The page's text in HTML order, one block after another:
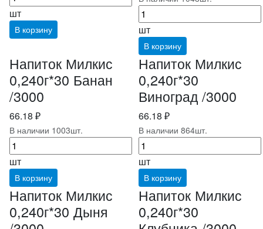
шт
В корзину шт
В корзину
Напиток Милкис
0,240г*30 Банан
/3000
66.18 ₽
В наличии 1003шт.
шт
В корзину
Напиток Милкис
0,240г*30
Виноград /3000
66.18 ₽
В наличии 864шт.
шт
В корзину
Напиток Милкис
0,240г*30 Дыня
Напиток Милкис
0,240г*30